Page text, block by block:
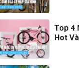
Top 4
Hot